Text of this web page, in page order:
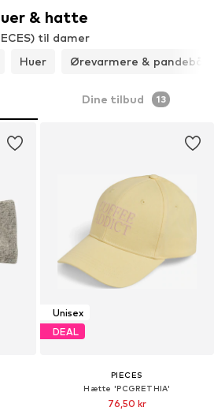
& hatte
til damer
Huer Ørevarmere &
Dine tilbud 13
Unisex
DEAL
PIECES
Hætte 'PCGRETHIA'
76,50 kr